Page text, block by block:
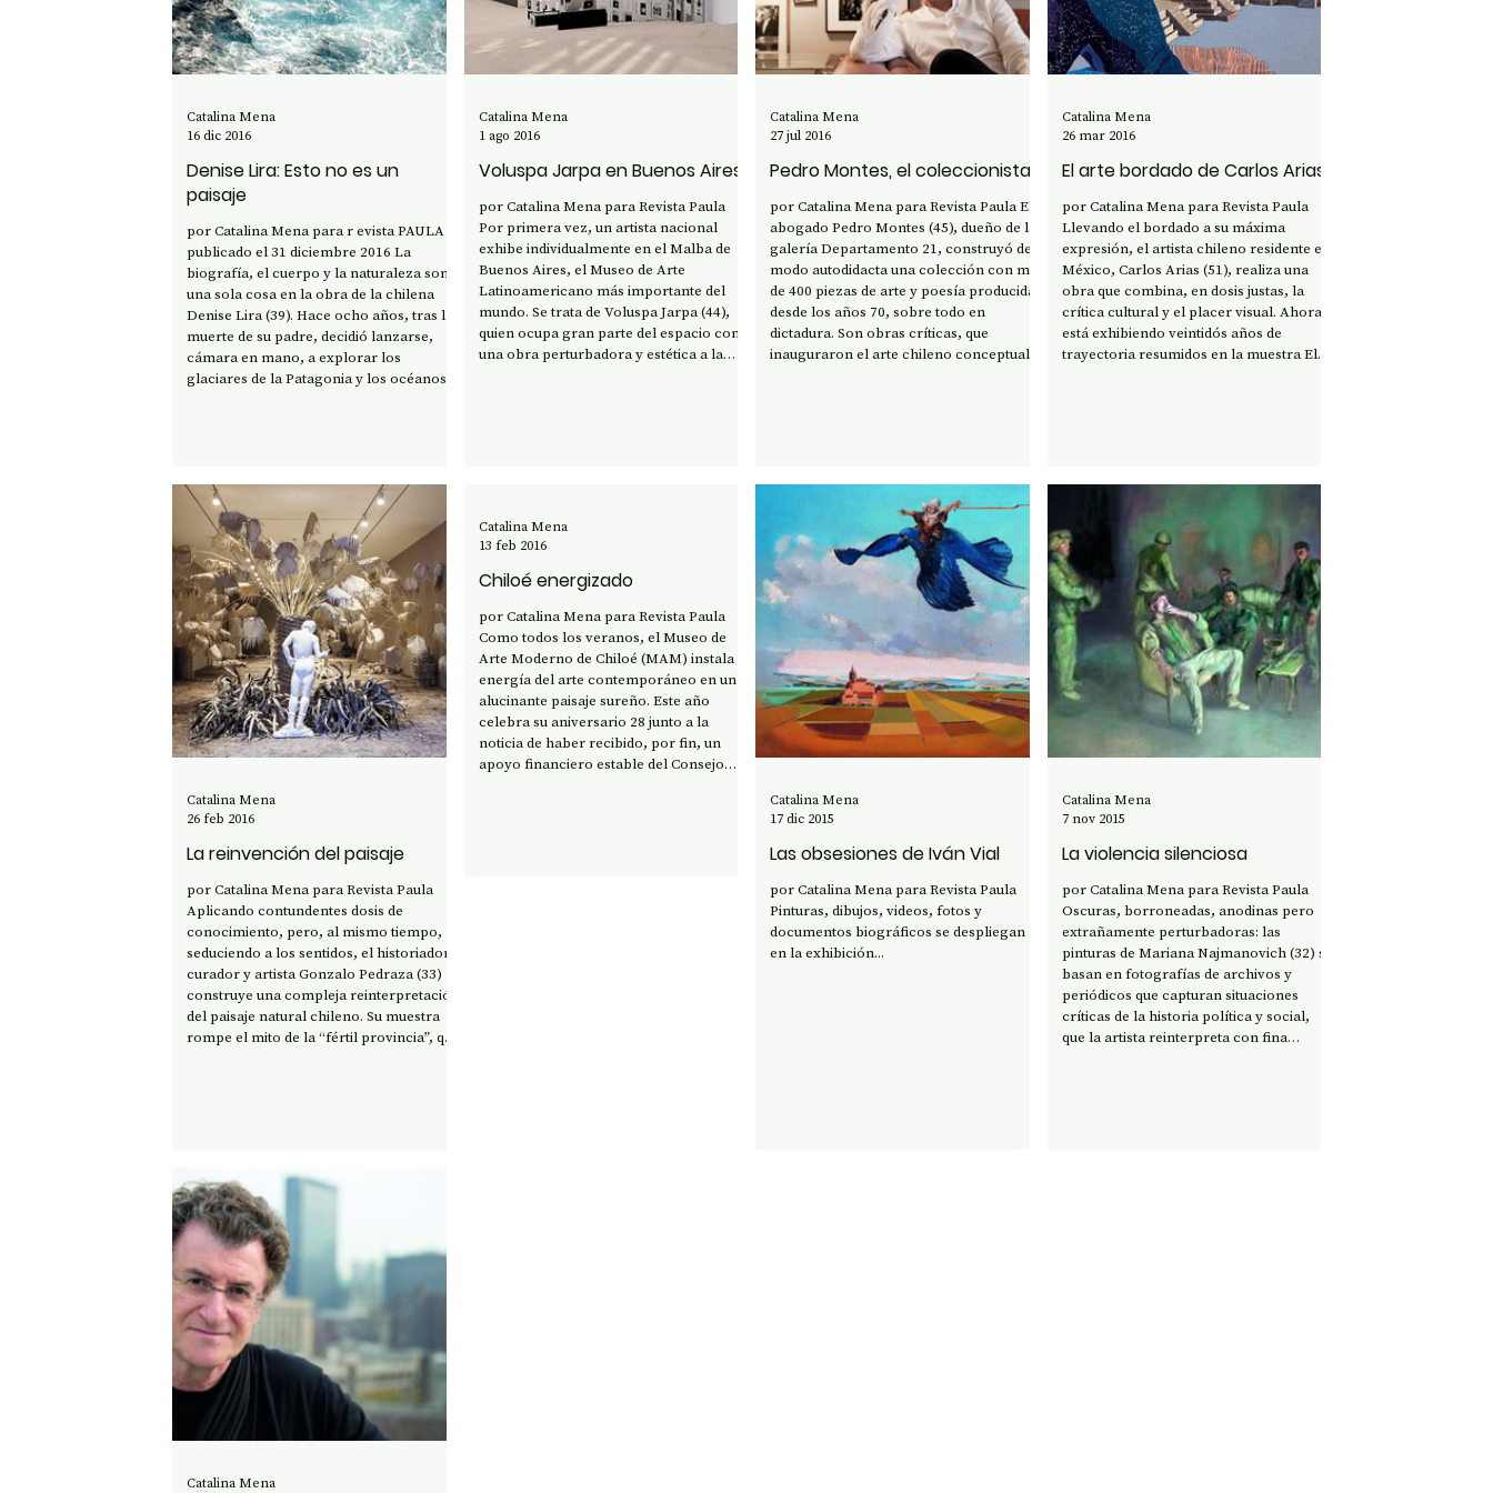
OPINIÓN 50 AÑOS DEL GOLPE CIENCIA Y TECNOLOGÍA
Denise Lira: Esto no es un
paisaje
por Catalina Mena para r evista PAULA
publicado el 31 diciembre 2016 La
biografía, el cuerpo y la naturaleza son
una sola cosa en la obra de la chilena
Denise Lira (39). Hace ocho años, tras la
muerte de su padre, decidió lanzarse,
cámara en mano, a explorar los
glaciares de la Patagonia y los océanos
lo que ahora exhibe no son
Catalina Mena
16 dic 2016
Voluspa Jarpa en Buenos Aires
por Catalina Mena para Revista Paula
Por primera vez, un artista nacional
exhibe individualmente en el Malba de
Buenos Aires, el Museo de Arte
Latinoamericano más importante del
mundo. Se trata de Voluspa Jarpa (44),
quien ocupa gran parte del espacio con
una obra perturbadora y estética a la
Catalina Mena
1 ago 2016
Pedro Montes, el coleccionista
por Catalina Mena para Revista Paula El
abogado Pedro Montes (45), dueño de la
galería Departamento 21, construyó de
modo autodidacta una colección con más
de 400 piezas de arte y poesía producidas
desde los años 70, sobre todo en
dictadura. Son obras críticas, que
inauguraron el arte chileno conceptual y
Catalina Mena
27 jul 2016
El arte bordado de Carlos Arias
por Catalina Mena para Revista Paula
Llevando el bordado a su máxima
expresión, el artista chileno residente en
México, Carlos Arias (51), realiza una
obra que combina, en dosis justas, la
crítica cultural y el placer visual. Ahora
está exhibiendo veintidós años de
trayectoria resumidos en la muestra El
Catalina Mena
26 mar 2016
La reinvención del paisaje
por Catalina Mena para Revista Paula
Aplicando contundentes dosis de
conocimiento, pero, al mismo tiempo,
seduciendo a los sentidos, el historiador,
curador y artista Gonzalo Pedraza (33)
construye una compleja reinterpretación
del paisaje natural chileno. Su muestra
rompe el mito de la “fértil provincia”, que
Catalina Mena
26 feb 2016
Chiloé energizado
por Catalina Mena para Revista Paula
Como todos los veranos, el Museo de
Arte Moderno de Chiloé (MAM) instala la
energía del arte contemporáneo en un
alucinante paisaje sureño. Este año
celebra su aniversario 28 junto a la
noticia de haber recibido, por fin, un
apoyo financiero estable del Consejo
Catalina Mena
13 feb 2016
Las obsesiones de Iván Vial
por Catalina Mena para Revista Paula
Pinturas, dibujos, videos, fotos y
documentos biográficos se despliegan
en la exhibición...
Catalina Mena
17 dic 2015
La violencia silenciosa
por Catalina Mena para Revista Paula
Oscuras, borroneadas, anodinas pero
extrañamente perturbadoras: las
pinturas de Mariana Najmanovich (32) se
basan en fotografías de archivos y
periódicos que capturan situaciones
críticas de la historia política y social,
que la artista reinterpreta con fina
Catalina Mena
7 nov 2015
Catalina Mena